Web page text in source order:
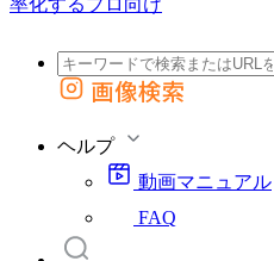
外部サイトの商品をカートに追加
画像検索
ヘルプ
動画マニュアル
FAQ